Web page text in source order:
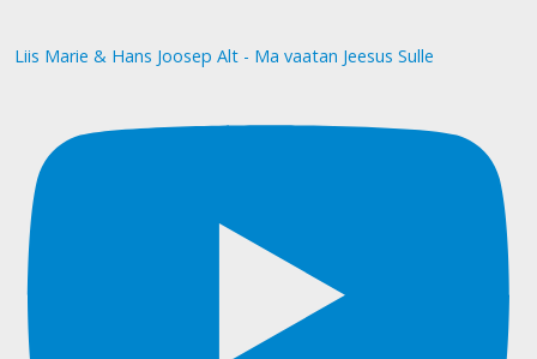
Liis Marie & Hans Joosep Alt - Ma vaatan Jeesus Sulle